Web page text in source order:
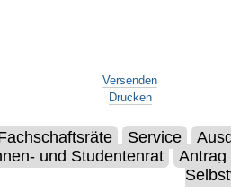
Versenden
Drucken
Service
und Studentenrat
Antrag